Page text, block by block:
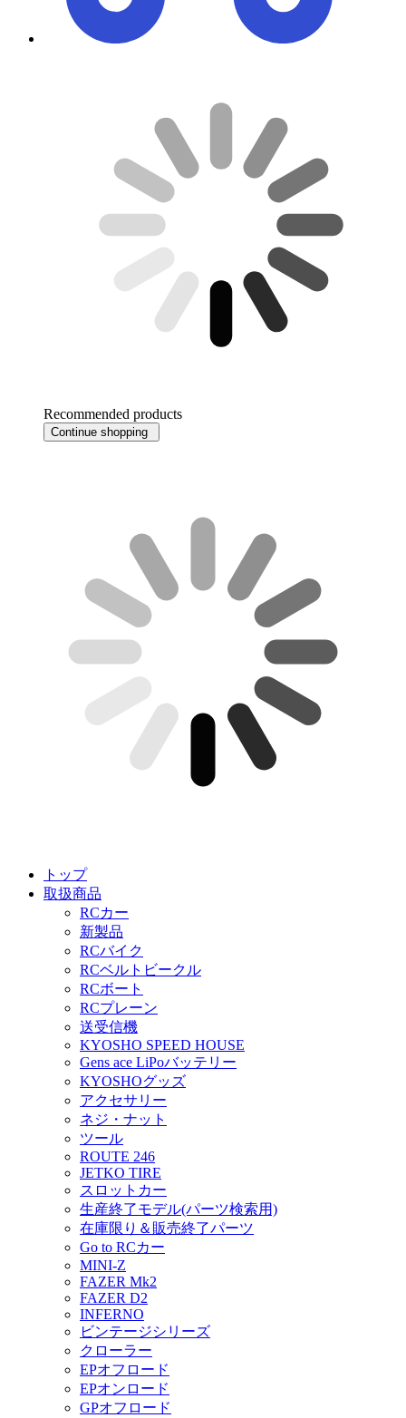
Recommended products
Continue shopping
トップ
取扱商品
RCカー
新製品
RCバイク
RCベルトビークル
RCボート
RCプレーン
送受信機
KYOSHO SPEED HOUSE
Gens ace LiPoバッテリー
KYOSHOグッズ
アクセサリー
ネジ・ナット
ツール
ROUTE 246
JETKO TIRE
スロットカー
生産終了モデル(パーツ検索用)
在庫限り＆販売終了パーツ
Go to RCカー
MINI-Z
FAZER Mk2
FAZER D2
INFERNO
ビンテージシリーズ
クローラー
EPオフロード
EPオンロード
GPオフロード